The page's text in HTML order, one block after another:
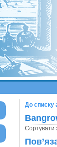
До списку
Сортувати